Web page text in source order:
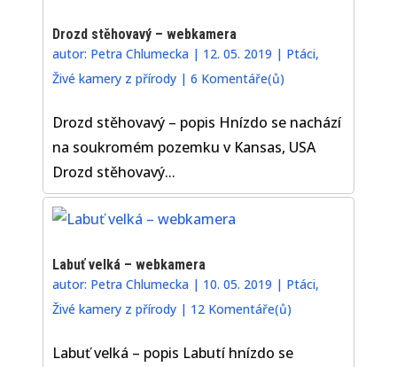
Drozd stěhovavý – webkamera
autor: Petra Chlumecka | 12. 05. 2019 | Ptáci,
Živé kamery z přírody |6 Komentáře(ů)
Drozd stěhovavý – popis Hnízdo se nachází
na soukromém pozemku v Kansas, USA
Drozd stěhovavý...
Labuť velká – webkamera
autor: Petra Chlumecka | 10. 05. 2019 | Ptáci,
Živé kamery z přírody | 12 Komentáře(ů)
Labuť velká – popis Labutí hnízdo se